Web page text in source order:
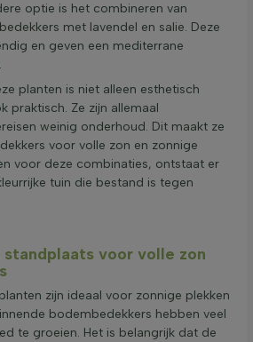
optie is het combineren van
met lavendel en salie. Deze
en geven een mediterrane
planten is niet alleen esthetisch
praktisch. Ze zijn allemaal
weinig onderhoud. Dit maakt ze
voor volle zon en zonnige
voor deze combinaties, ontstaat er
tuin die bestand is tegen
voor volle zon
zijn ideaal voor zonnige plekken
bodembedekkers hebben veel
te groeien. Het is belangrijk dat de